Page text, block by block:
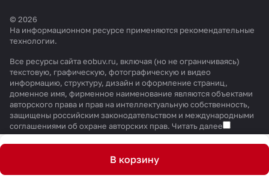
В корзину
© 2026
На информационном ресурсе применяются рекомендательные
технологии.
Все ресурсы сайта eobuv.ru, включая (но не ограничиваясь)
текстовую, графическую, фотографическую и видео
информацию, структуру, дизайн и оформление страниц,
доменное имя, фирменное наименование являются объектами
авторского права и прав на интеллектуальную собственность,
защищены российским законодательством и международными
соглашениями об охране авторских прав. Читать далее